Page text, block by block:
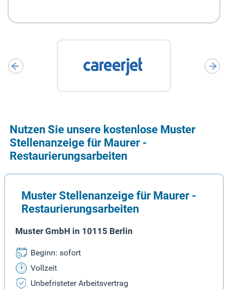
Nutzen Sie unsere kostenlose Muster
Stellenanzeige für Maurer -
Restaurierungsarbeiten
Muster Stellenanzeige für Maurer -
Restaurierungsarbeiten
Muster GmbH in 10115 Berlin
Beginn: sofort
Vollzeit
Unbefristeter Arbeitsvertrag